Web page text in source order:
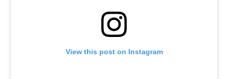
View this post on Instagram